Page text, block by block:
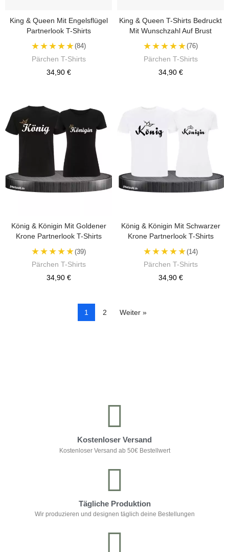
King & Queen Mit Engelsflügel
Partnerlook T-Shirts
★★★★★(84)
Pärchen T-Shirts
34,90 €
King & Queen T-Shirts Bedruckt
Mit Wunschzahl Auf Brust
★★★★★(76)
Pärchen T-Shirts
34,90 €
König & Königin Mit Goldener
Krone Partnerlook T-Shirts
★★★★★(39)
Pärchen T-Shirts
34,90 €
König & Königin Mit Schwarzer
Krone Partnerlook T-Shirts
★★★★★(14)
Pärchen T-Shirts
34,90 €
1 2 Weiter »
Kostenloser Versand
Kostenloser Versand ab 50€ Bestellwert
Tägliche Produktion
Wir produzieren und designen täglich deine Bestellungen